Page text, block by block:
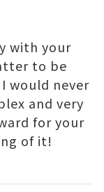
with your
to be
would never
and very
for your
of it!